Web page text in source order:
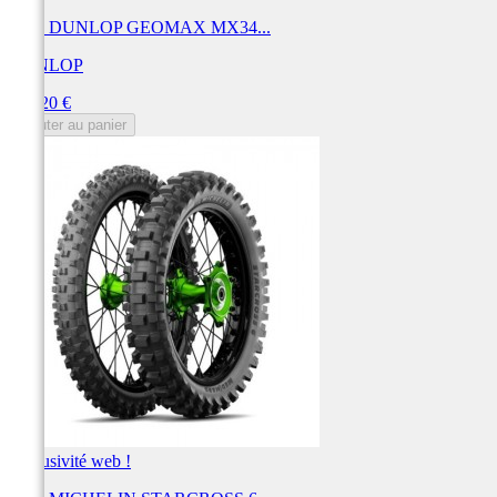
Pneu DUNLOP GEOMAX MX34...
DUNLOP
160,20 €
Ajouter au panier
Exclusivité web !